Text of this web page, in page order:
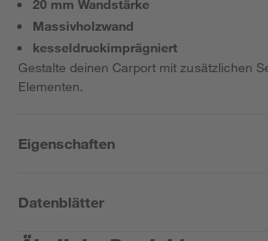
20 mm Wandstärke
Massivholzwand
kesseldruckimprägniert
Gestalte deinen Carport mit zusätzlichen
Elementen.
Eigenschaften
Datenblätter